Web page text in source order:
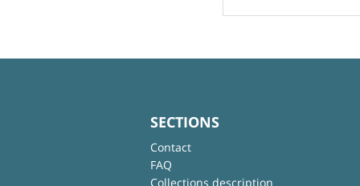
SECTIONS
Contact
FAQ
Collections description